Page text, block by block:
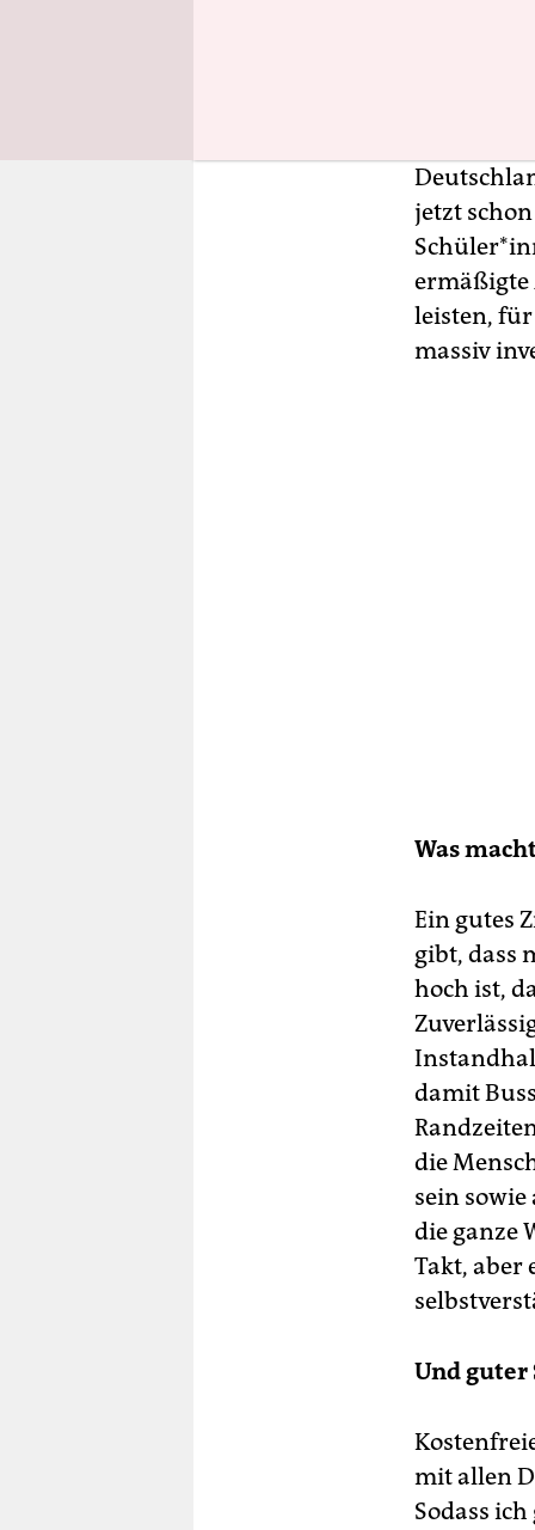
also zu
jetzt
ermäßigte
leisten,
massiv
Was
Ein gutes
gibt, dass
hoch ist,
damit
die
sein
die ganze
Takt, aber
Und guter
mit allen
Sodass